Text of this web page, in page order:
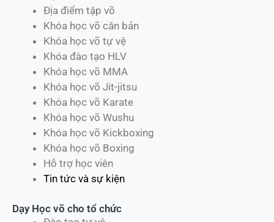
Địa điểm tập võ
Khóa học võ căn bản
Khóa học võ tự vệ
Khóa đào tạo HLV
Khóa học võ MMA
Khóa học võ Jit-jitsu
Khóa học võ Karate
Khóa học võ Wushu
Khóa học võ Kickboxing
Khóa học võ Boxing
Hỗ trợ học viên
Tin tức và sự kiện
Dạy Học võ cho tổ chức